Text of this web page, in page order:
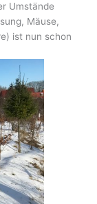
Umstände
Mäuse,
ist nun schon